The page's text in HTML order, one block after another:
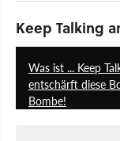
Keep Talking
Was ist ... Keep
entschärft diese
Bombe!